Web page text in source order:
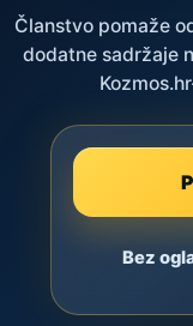
Članstvo pomaže
dodatne sadržaje
Bez